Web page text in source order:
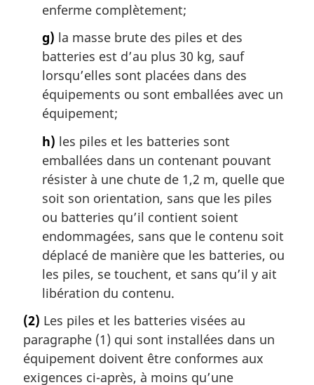
enferme complètement;
g) la masse brute des piles et des
batteries est d’au plus 30 kg, sauf
lorsqu’elles sont placées dans des
équipements ou sont emballées avec un
équipement;
h) les piles et les batteries sont
emballées dans un contenant pouvant
résister à une chute de 1,2 m, quelle que
soit son orientation, sans que les piles
ou batteries qu’il contient soient
endommagées, sans que le contenu soit
déplacé de manière que les batteries, ou
les piles, se touchent, et sans qu’il y ait
libération du contenu.
(2) Les piles et les batteries visées au
paragraphe (1) qui sont installées dans un
équipement doivent être conformes aux
exigences ci-après, à moins qu’une